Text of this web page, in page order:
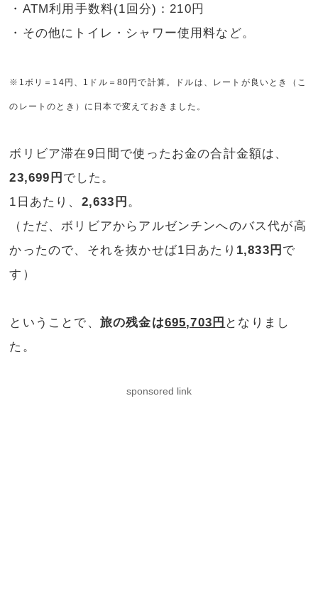
・ATM利用手数料(1回分)：210円
・その他にトイレ・シャワー使用料など。
※1ボリ＝14円、1ドル＝80円で計算。ドルは、レートが良いとき（こ
のレートのとき）に日本で変えておきました。
ボリビア滞在9日間で使ったお金の合計金額は、
23,699円 でした。
1日あたり、 2,633円 。
（ただ、ボリビアからアルゼンチンへのバス代が高
かったので、それを抜かせば1日あたり 1,833円 で
す）
ということで、 旅の残金は695,703円 となりまし
た。
sponsored link